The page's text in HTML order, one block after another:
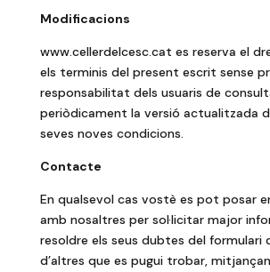
Modificacions
www.cellerdelcesc.cat es reserva el
els terminis del present escrit sense
responsabilitat dels usuaris de
periòdicament la versió actualitzada
seves noves condicions.
Contacte
En qualsevol cas vostè es pot posar
amb nosaltres per sol·licitar major
resoldre els seus dubtes del
d’altres que es pugui trobar,